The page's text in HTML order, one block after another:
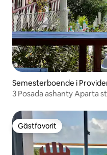
Semesterboende i
3 Posada ashanty Aparta
Gästfavorit
Gästfavorit